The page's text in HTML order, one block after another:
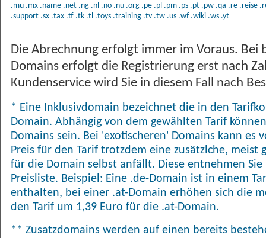
.mu .mx .name .net .ng .nl .no .nu .org .pe .pl .pm .ps .pt .pw .qa .re .reise
.support .sx .tax .tf .tk .tl .toys .training .tv .tw .us .wf .wiki .ws .yt
Die Abrechnung erfolgt immer im Voraus. Bei
Domains erfolgt die Registrierung erst nach
Kundenservice wird Sie in diesem Fall nach
* Eine Inklusivdomain bezeichnet die in den
Domain. Abhängig von dem gewählten Tarif
Domains sein. Bei 'exotischeren' Domains kann es
Preis für den Tarif trotzdem eine zusätzlche, meist
für die Domain selbst anfällt. Diese entnehmen
Preisliste. Beispiel: Eine .de-Domain ist in einem
enthalten, bei einer .at-Domain erhöhen sich die
den Tarif um 1,39 Euro für die .at-Domain.
** Zusatzdomains werden auf einen bereits